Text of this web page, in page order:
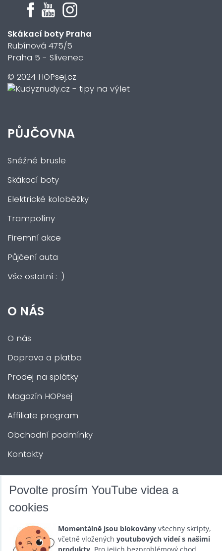
Skákací boty Praha
Rubínová 475/5
Praha 5 - Slivenec
© 2024 HOPsej.cz
PŮJČOVNA
Sněžné brusle
Skákací boty
Elektrické koloběžky
Trampolíny
Firemní akce
Půjčení auta
Vše ostatní :-)
O NÁS
O nás
Doprava a platba
Prodej na splátky
Magazín HOPsej
Affiliate program
Obchodní podmínky
Kontakty
DALŠÍ SLUŽBY
Půjčovna
Povolte prosím YouTube videa a
cookies
Momentálně jsou blokovány všechny skripty,
včetně vložených youtubových videí s našimi